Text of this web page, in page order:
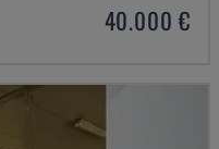
40.000 €